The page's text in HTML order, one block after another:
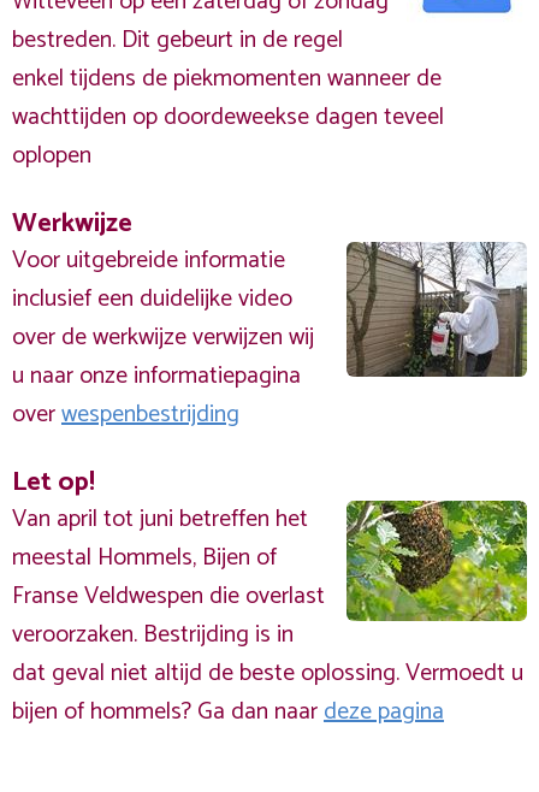
bestreden. Dit gebeurt in de regel
enkel tijdens de piekmomenten wanneer de
wachttijden op doordeweekse dagen teveel
oplopen
Werkwijze
Voor uitgebreide informatie
inclusief een duidelijke video
over de werkwijze verwijzen wij
u naar onze informatiepagina
overwespenbestrijding
Let op!
Van april tot juni betreffen het
meestal Hommels, Bijen of
Franse Veldwespen die overlast
veroorzaken. Bestrijding is in
dat geval niet altijd de beste oplossing. Vermoedt u
bijen of hommels? Ga dan naardeze pagina